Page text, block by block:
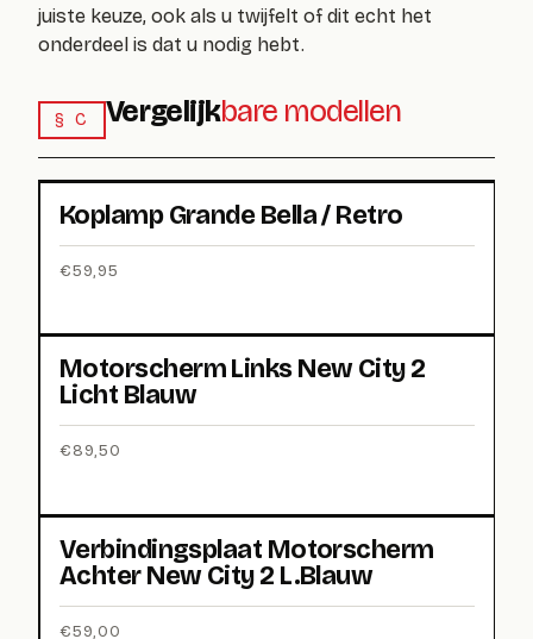
juiste keuze, ook als u twijfelt of dit echt het
onderdeel is dat u nodig hebt.
§ C Vergelijkbare modellen
Koplamp Grande Bella / Retro
€59,95
Motorscherm Links New City 2
Licht Blauw
€89,50
Verbindingsplaat Motorscherm
Achter New City 2 L.Blauw
€59,00